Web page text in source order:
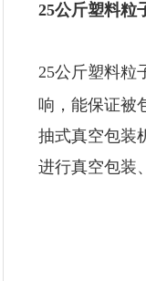
25公斤塑料粒
25公斤塑料粒
响，能保证被
抽式真空包装
进行真空包装